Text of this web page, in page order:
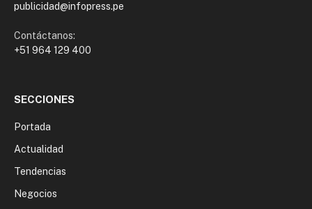
publicidad@infopress.pe
Contáctanos:
+51 964 129 400
SECCIONES
Portada
Actualidad
Tendencias
Negocios